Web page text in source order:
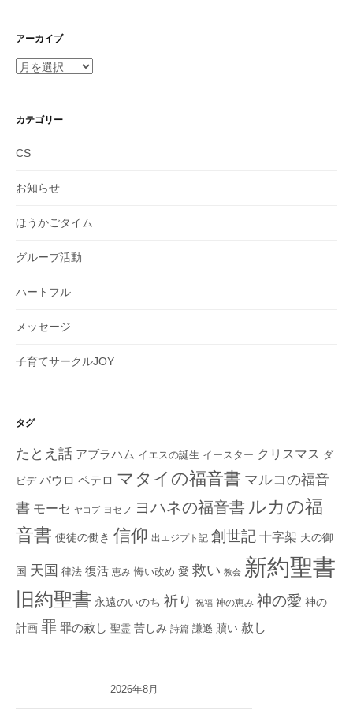
アーカイブ
ア
イ
カテゴリー
CS
お知らせ
ほうかごタイム
グループ活動
ハートフル
メッセージ
子育てサークルJOY
タグ
たとえ話 アブラハム イエスの誕生 イースター クリスマス ダ
ビデ パウロ ペテロ マタイの福音書 マルコの福音
書 モーセ ヤコブ ヨセフ ヨハネの福音書 ルカの福
音書 使徒の働き 信仰 出エジプト記 創世記 十字架 天の御
国 天国 律法 復活 恵み 悔い改め 愛 救い 教会 新約聖書
旧約聖書 永遠のいのち 祈り 祝福 神の恵み 神の愛 神の
計画 罪 罪の赦し 聖霊 苦しみ 詩篇 謙遜 贖い 赦し
2026年8月